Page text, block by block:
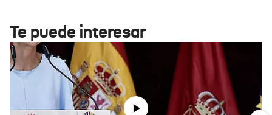
Te puede interesar